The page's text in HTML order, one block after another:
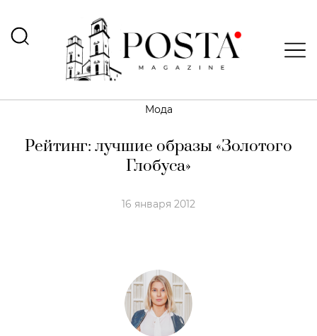
Мода
Рейтинг: лучшие образы «Золотого
Глобуса»
16 января 2012